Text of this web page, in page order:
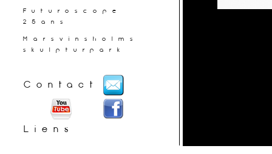
Futuroscope
25ans
Marsvinsholms
skulpturpark
Contact
Liens